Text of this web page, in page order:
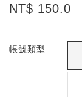
NT$ 150.0
帳號類型